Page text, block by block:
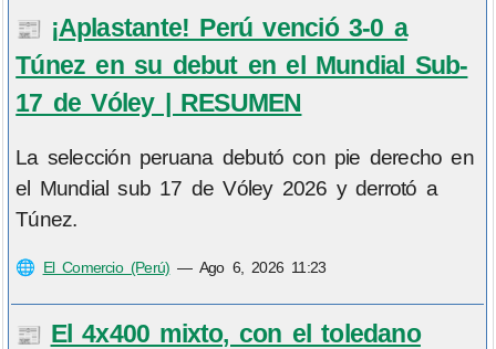
📰 ¡Aplastante! Perú venció 3-0 a
Túnez en su debut en el Mundial Sub-
17 de Vóley | RESUMEN
La selección peruana debutó con pie derecho en
el Mundial sub 17 de Vóley 2026 y derrotó a
Túnez.
🌐 El Comercio (Perú) — Ago 6, 2026 11:23
📰 El 4x400 mixto, con el toledano